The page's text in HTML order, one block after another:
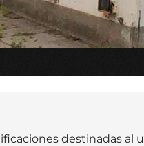
destinadas al